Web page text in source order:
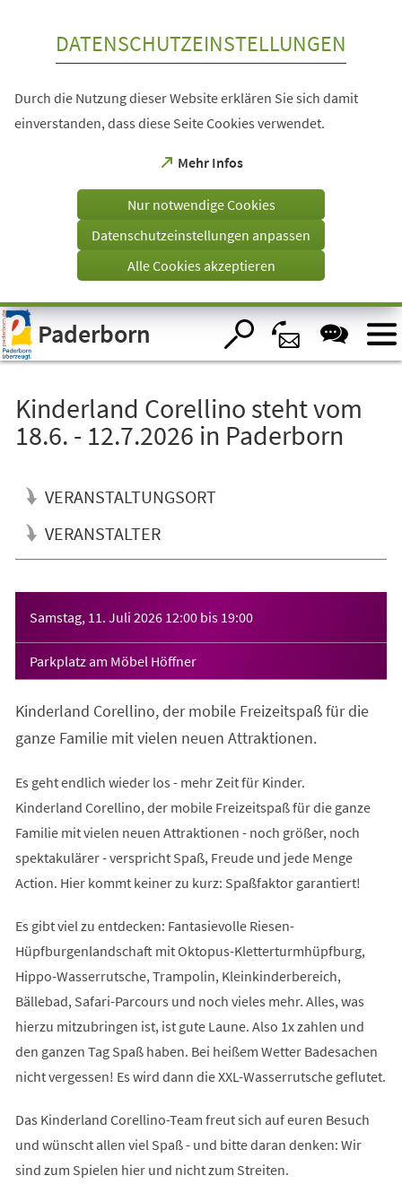
Visuelle
Assistenzsoftware
öffnen.
DATENSCHUTZEINSTELLUNGEN
Durch die Nutzung dieser Website erklären Sie sich damit
einverstanden, dass diese Seite Cookies verwendet.
Mehr Infos
(Öffnet
einem
Tab)
Nur notwendige Cookies
Datenschutzeinstellungen anpassen
Alle Cookies akzeptieren
Paderborn
Kinderland Corellino steht vom
18.6. - 12.7.2026 in Paderborn
VERANSTALTUNGSORT
VERANSTALTER
Samstag, 11. Juli 2026 12:00 bis 19:00
Parkplatz am Möbel Höffner
Kinderland Corellino, der mobile Freizeitspaß für die
ganze Familie mit vielen neuen Attraktionen.
Es geht endlich wieder los - mehr Zeit für Kinder.
Kinderland Corellino, der mobile Freizeitspaß für die ganze
Familie mit vielen neuen Attraktionen - noch größer, noch
spektakulärer - verspricht Spaß, Freude und jede Menge
Action. Hier kommt keiner zu kurz: Spaßfaktor garantiert!
Es gibt viel zu entdecken: Fantasievolle Riesen-
Hüpfburgenlandschaft mit Oktopus-Kletterturmhüpfburg,
Hippo-Wasserrutsche, Trampolin, Kleinkinderbereich,
Bällebad, Safari-Parcours und noch vieles mehr. Alles, was
hierzu mitzubringen ist, ist gute Laune. Also 1x zahlen und
den ganzen Tag Spaß haben. Bei heißem Wetter Badesachen
nicht vergessen! Es wird dann die XXL-Wasserrutsche geflutet.
Das Kinderland Corellino-Team freut sich auf euren Besuch
und wünscht allen viel Spaß - und bitte daran denken: Wir
sind zum Spielen hier und nicht zum Streiten.